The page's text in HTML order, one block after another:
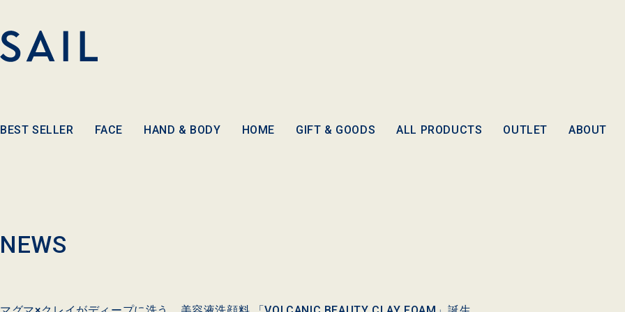
進む
BEST SELLER FACE HAND & BODY HOME GIFT & GOODS ALL PRODUCTS OUTLET ABOUT
NEWS